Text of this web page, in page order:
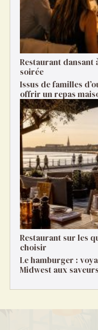
Restaurant dansant
soirée
Issus de familles
offrir un repas
Restaurant sur les
choisir
Le hamburger :
Midwest aux